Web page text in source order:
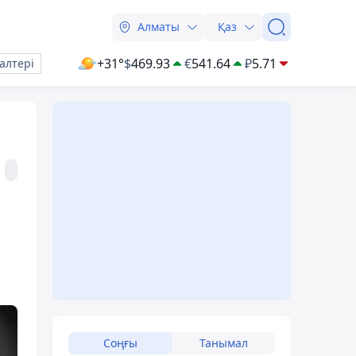
Алматы Қаз
+31°$469.93 €541.64 ₽5.71
Соңғы Танымал